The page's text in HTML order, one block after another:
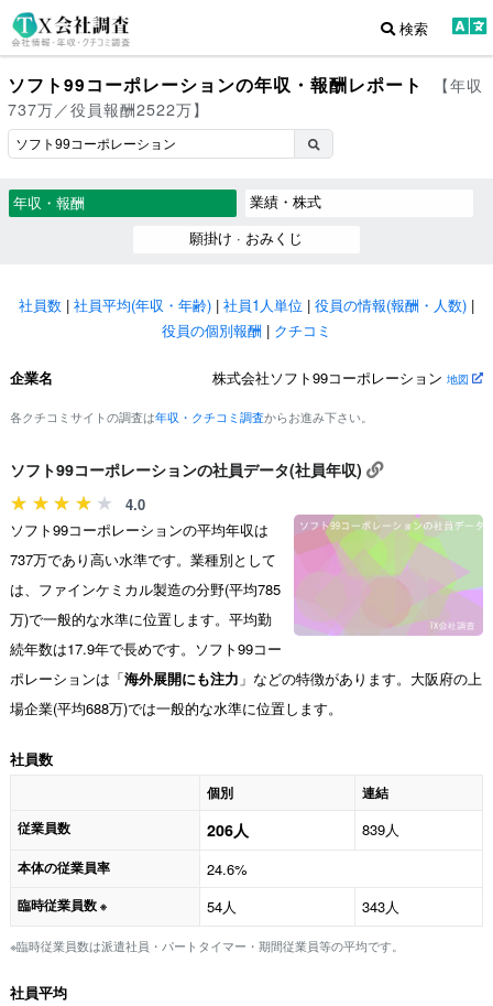
検索
ソフト99コーポレーションの年収・報酬レポート
【年収
737万／役員報酬2522万】
年収・報酬
業績・株式
願掛け · おみくじ
社員数 | 社員平均(年収・年齢) | 社員1人単位 | 役員の情報(報酬・人数) |
役員の個別報酬 | クチコミ
企業名 株式会社ソフト99コーポレーション 地図
各クチコミサイトの調査は年収・クチコミ調査からお進み下さい。
ソフト99コーポレーションの社員データ(社員年収)
4.0
ソフト99コーポレーションの平均年収は
737万であり高い水準です。業種別として
は、ファインケミカル製造の分野(平均785
万)で一般的な水準に位置します。平均勤
続年数は17.9年で長めです。ソフト99コー
ポレーションは「海外展開にも注力 」などの特徴があります。大阪府の上
場企業(平均688万)では一般的な水準に位置します。
社員数
個別
連結
従業員数
206人 839人
本体の従業員率 24.6%
臨時従業員数 ※ 54人 343人
※臨時従業員数は派遣社員・パートタイマー・期間従業員等の平均です。
社員平均